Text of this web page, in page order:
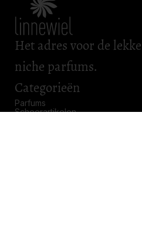
Het adres voor de
niche parfums.
Categorieën
Parfums
Scheerartikelen